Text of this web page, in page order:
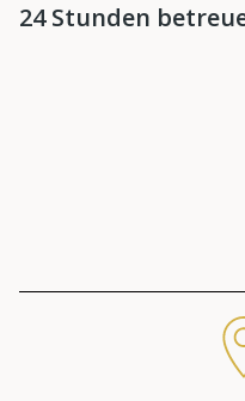
24 Stunden